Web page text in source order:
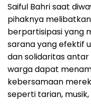
Saiful Bahri saat
pihaknya
berpartisipasi yang
sarana yang efektif
dan solidaritas
warga dapat
kebersamaan
seperti tarian,